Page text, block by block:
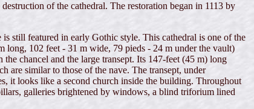
of the cathedral. The restoration began in 1113 by
still featured in early Gothic style. This cathedral is one of the
long, 102 feet - 31 m wide, 79 pieds - 24 m under the vault)
chancel and the large transept. Its 147-feet (45 m) long
are similar to those of the nave. The transept, under
it looks like a second church inside the building. Throughout
galleries brightened by windows, a blind triforium lined